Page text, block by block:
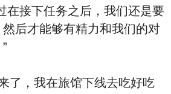
在接下任务之后，我们还是要
后才能够有精力和我们的对
了，我在旅馆下线去吃好吃